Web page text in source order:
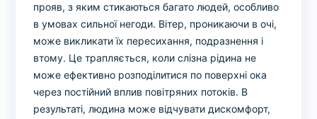
прояв, з яким стикаються багато людей, особливо
в умовах сильної негоди. Вітер, проникаючи в очі,
може викликати їх пересихання, подразнення і
втому. Це трапляється, коли слізна рідина не
може ефективно розподілитися по поверхні ока
через постійний вплив повітряних потоків. В
результаті, людина може відчувати дискомфорт,